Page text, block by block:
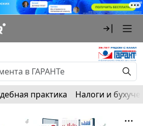
практика Налоги и